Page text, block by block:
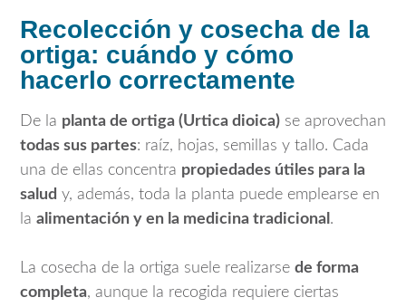
Recolección y cosecha de la
ortiga: cuándo y cómo
hacerlo correctamente
De la planta de ortiga (Urtica dioica) se aprovechan
todas sus partes: raíz, hojas, semillas y tallo. Cada
una de ellas concentra propiedades útiles para la
salud y, además, toda la planta puede emplearse en
la alimentación y en la medicina tradicional .
La cosecha de la ortiga suele realizarse de forma
completa, aunque la recogida requiere ciertas